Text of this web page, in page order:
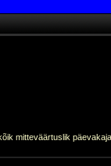
mitteväärtuslik